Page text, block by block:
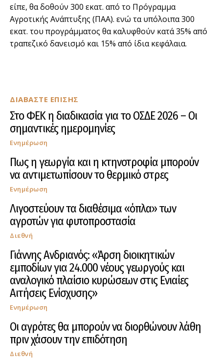
ΔΙΑΒΑΣΤΕ ΕΠΙΣΗΣ
Στο ΦΕΚ η διαδικασία για το ΟΣΔΕ 2026 – Οι
σημαντικές ημερομηνίες
Ενημέρωση
Πως η γεωργία και η κτηνοτροφία μπορούν
να αντιμετωπίσουν το θερμικό στρες
Ενημέρωση
Λιγοστεύουν τα διαθέσιμα «όπλα» των
αγροτών για φυτοπροστασία
Διεθνή
Γιάννης Ανδριανός: «Άρση διοικητικών
εμποδίων για 24.000 νέους γεωργούς και
αναλογικό πλαίσιο κυρώσεων στις Ενιαίες
Αιτήσεις Ενίσχυσης»
Ενημέρωση
Οι αγρότες θα μπορούν να διορθώνουν λάθη
πριν χάσουν την επιδότηση
Διεθνή
είπε, θα δοθούν 300 εκατ. από το Πρόγραμμα
Αγροτικής Ανάπτυξης (ΠΑΑ). ενώ τα υπόλοιπα 300
εκατ. του προγράμματος θα καλυφθούν κατά 35% από
τραπεζικό δανεισμό και 15% από ίδια κεφάλαια.